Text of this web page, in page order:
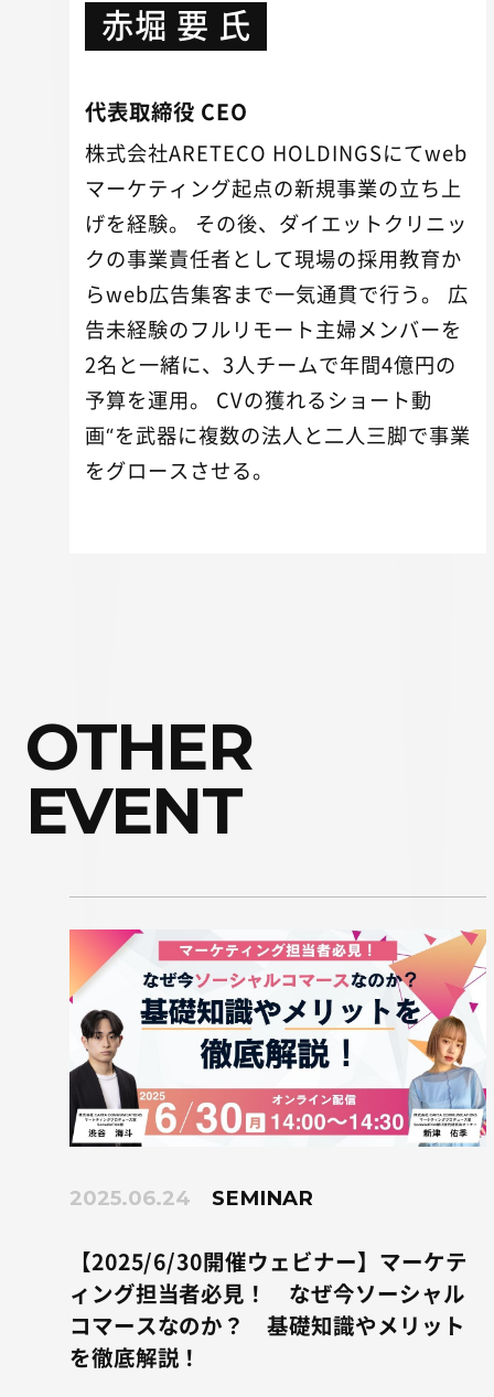
赤堀 要 氏
代表取締役 CEO
株式会社ARETECO HOLDINGSにてweb
マーケティング起点の新規事業の立ち上
げを経験。 その後、ダイエットクリニッ
クの事業責任者として現場の採用教育か
らweb広告集客まで一気通貫で行う。 広
告未経験のフルリモート主婦メンバーを
2名と一緒に、3人チームで年間4億円の
予算を運用。 CVの獲れるショート動
画“を武器に複数の法人と二人三脚で事業
をグロースさせる。
OTHER
EVENT
2025.06.24 SEMINAR
【2025/6/30開催ウェビナー】マーケテ
ィング担当者必見！ なぜ今ソーシャル
コマースなのか？ 基礎知識やメリット
を徹底解説！